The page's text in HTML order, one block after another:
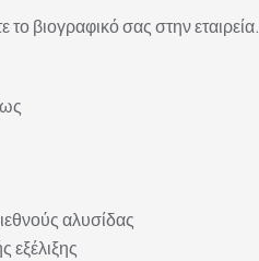
το βιογραφικό σας στην εταιρεία.
αλυσίδας
εξέλιξης